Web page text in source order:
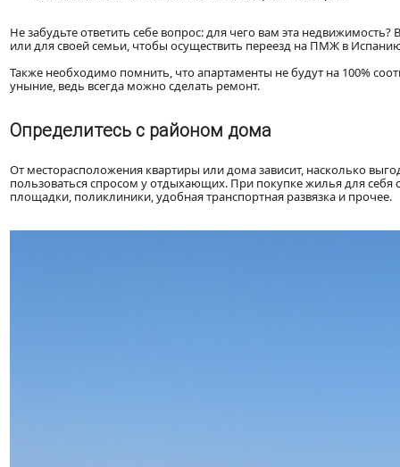
Не забудьте ответить себе вопрос: для чего вам эта
или для своей семьи, чтобы осуществить переезд на ПМЖ в
Также необходимо помнить, что апартаменты не будут на 100%
уныние, ведь всегда можно сделать ремонт.
Определитесь с районом дома
От месторасположения квартиры или дома зависит, насколько
пользоваться спросом у отдыхающих. При покупке жилья для себя
площадки, поликлиники, удобная транспортная развязка и прочее.